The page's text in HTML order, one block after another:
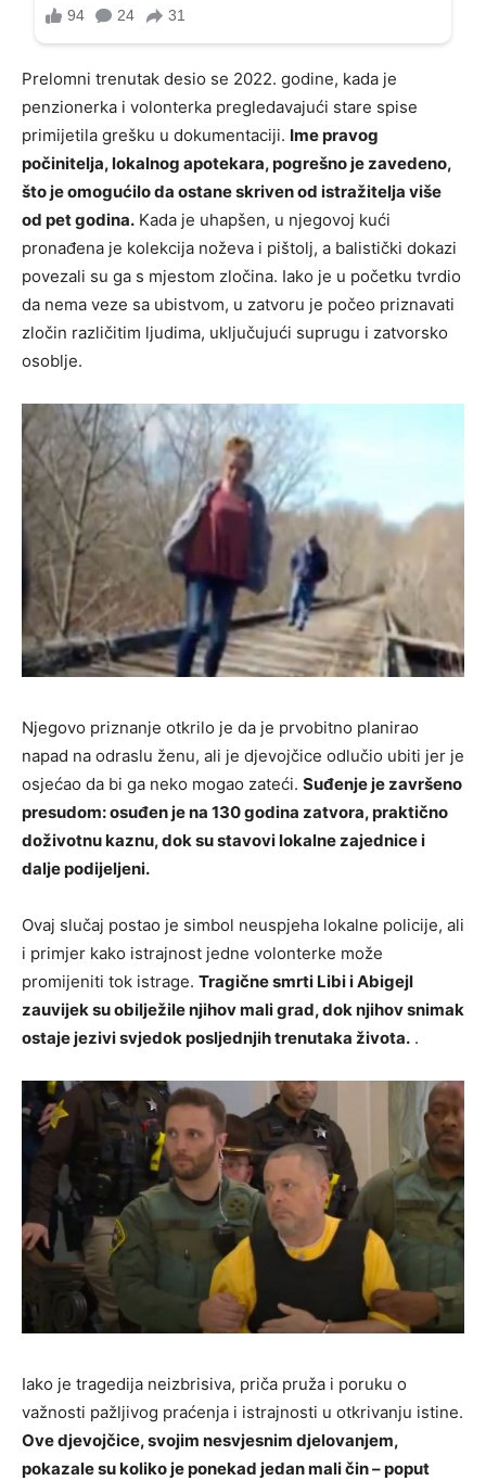
Prelomni trenutak desio se 2022. godine, kada je
penzionerka i volonterka pregledavajući stare spise
primijetila grešku u dokumentaciji. Ime pravog
počinitelja, lokalnog apotekara, pogrešno je zavedeno,
što je omogućilo da ostane skriven od istražitelja više
od pet godina. Kada je uhapšen, u njegovoj kući
pronađena je kolekcija noževa i pištolj, a balistički dokazi
povezali su ga s mjestom zločina. Iako je u početku tvrdio
da nema veze sa ubistvom, u zatvoru je počeo priznavati
zločin različitim ljudima, uključujući suprugu i zatvorsko
osoblje.
Njegovo priznanje otkrilo je da je prvobitno planirao
napad na odraslu ženu, ali je djevojčice odlučio ubiti jer je
osjećao da bi ga neko mogao zateći. Suđenje je završeno
presudom: osuđen je na 130 godina zatvora, praktično
doživotnu kaznu, dok su stavovi lokalne zajednice i
dalje podijeljeni.
Ovaj slučaj postao je simbol neuspjeha lokalne policije, ali
i primjer kako istrajnost jedne volonterke može
promijeniti tok istrage. Tragične smrti Libi i Abigejl
zauvijek su obilježile njihov mali grad, dok njihov snimak
ostaje jezivi svjedok posljednjih trenutaka života. .
Iako je tragedija neizbrisiva, priča pruža i poruku o
važnosti pažljivog praćenja i istrajnosti u otkrivanju istine.
Ove djevojčice, svojim nesvjesnim djelovanjem,
pokazale su koliko je ponekad jedan mali čin – poput